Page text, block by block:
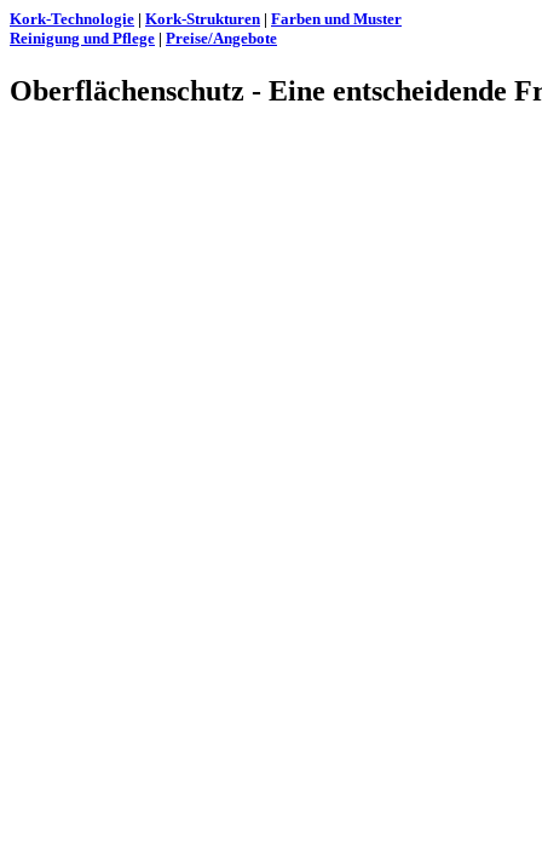
Kork-Technologie | Kork-Strukturen | Farben und Muster
Reinigung und Pflege | Preise/Angebote
Oberflächenschutz - Eine entscheidende